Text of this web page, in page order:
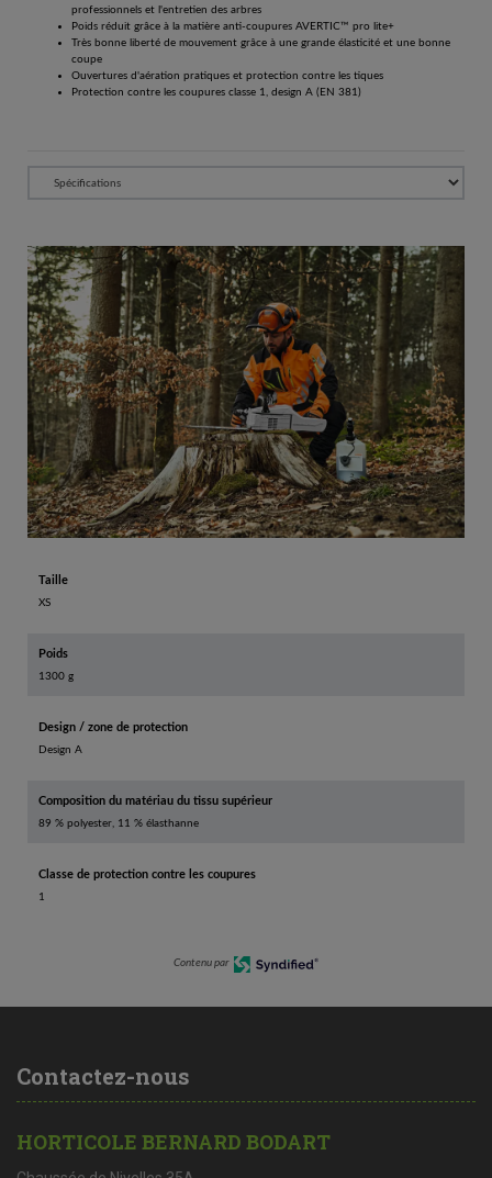
professionnels et l'entretien des arbres
Poids réduit grâce à la matière anti-coupures AVERTIC™ pro lite+
Très bonne liberté de mouvement grâce à une grande élasticité et une bonne
coupe
Ouvertures d'aération pratiques et protection contre les tiques
Protection contre les coupures classe 1, design A (EN 381)
Taille
XS
Poids
1300 g
Design / zone de protection
Design A
Composition du matériau du tissu supérieur
89 % polyester, 11 % élasthanne
Classe de protection contre les coupures
1
Contenu par
Contactez-nous
HORTICOLE BERNARD BODART